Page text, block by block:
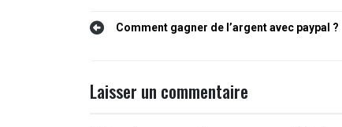
Navigation
l’article
Comment gagner de l’argent avec paypal ?
Laisser un commentaire